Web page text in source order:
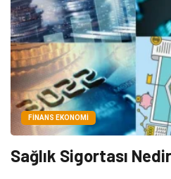
FINANS EKONOMI
Sağlık Sigortası